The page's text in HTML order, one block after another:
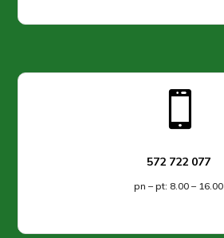

572 722 077
pn – pt: 8.00 – 16.00